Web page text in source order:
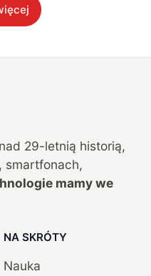
29-letnią historią,
smartfonach,
mamy we
NA SKRÓTY
Nauka